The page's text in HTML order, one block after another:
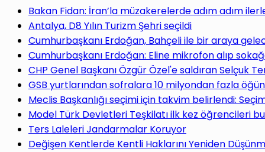
yap
...
Bakan Fidan: İran’la müzakerelerde adım adım
Antalya, D8 Yılın Turizm Şehri seçildi
Cumhurbaşkanı Erdoğan, Bahçeli ile bir araya
Cumhurbaşkanı Erdoğan: Eline mikrofon alıp
CHP Genel Başkanı Özgür Özel'e saldıran Selçuk
GSB yurtlarından sofralara 10 milyondan fazla öğün
Meclis Başkanlığı seçimi için takvim belirlendi:
Model Türk Devletleri Teşkilatı ilk kez öğrencileri
Ters Laleleri Jandarmalar Koruyor
Değişen Kentlerde Kentli Haklarını Yeniden